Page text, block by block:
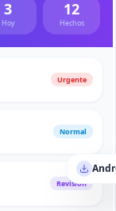
3
Hoy
12
Hechos
Urgente
Normal
Revisión